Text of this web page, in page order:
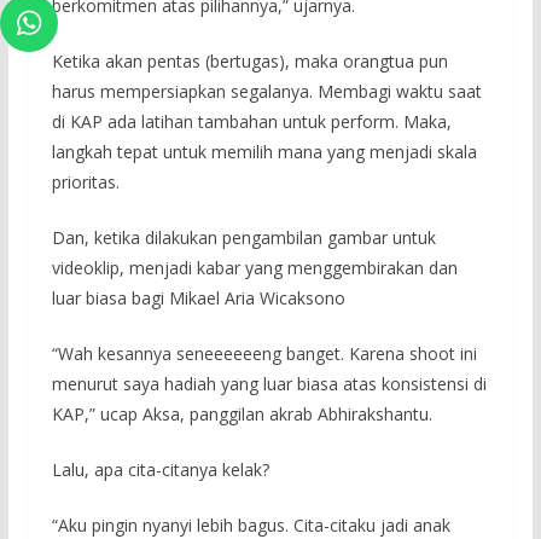
berkomitmen atas pilihannya,” ujarnya.
Ketika akan pentas (bertugas), maka orangtua pun
harus mempersiapkan segalanya. Membagi waktu saat
di KAP ada latihan tambahan untuk perform. Maka,
langkah tepat untuk memilih mana yang menjadi skala
prioritas.
Dan, ketika dilakukan pengambilan gambar untuk
videoklip, menjadi kabar yang menggembirakan dan
luar biasa bagi Mikael Aria Wicaksono
“Wah kesannya seneeeeeeng banget. Karena shoot ini
menurut saya hadiah yang luar biasa atas konsistensi di
KAP,” ucap Aksa, panggilan akrab Abhirakshantu.
Lalu, apa cita-citanya kelak?
“Aku pingin nyanyi lebih bagus. Cita-citaku jadi anak